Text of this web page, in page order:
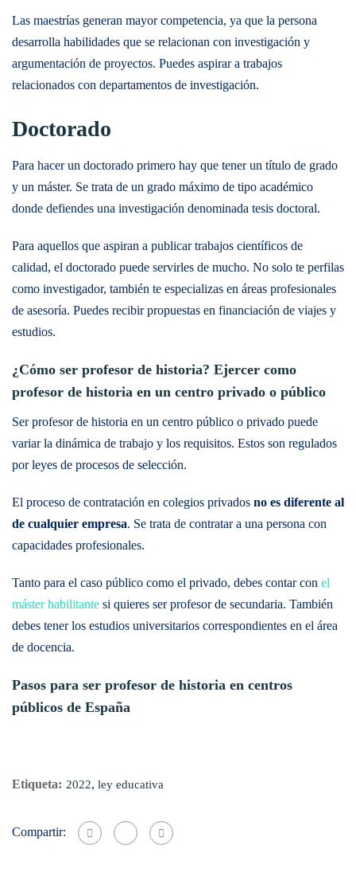
Las maestrías generan mayor competencia, ya que la persona
desarrolla habilidades que se relacionan con investigación y
argumentación de proyectos. Puedes aspirar a trabajos
relacionados con departamentos de investigación.
Doctorado
Para hacer un doctorado primero hay que tener un título de grado
y un máster. Se trata de un grado máximo de tipo académico
donde defiendes una investigación denominada tesis doctoral.
Para aquellos que aspiran a publicar trabajos científicos de
calidad, el doctorado puede servirles de mucho. No solo te perfilas
como investigador, también te especializas en áreas profesionales
de asesoría. Puedes recibir propuestas en financiación de viajes y
estudios.
¿Cómo ser profesor de historia? Ejercer como
profesor de historia en un centro privado o público
Ser profesor de historia en un centro público o privado puede
variar la dinámica de trabajo y los requisitos. Estos son regulados
por leyes de procesos de selección.
El proceso de contratación en colegios privados no es diferente al
de cualquier empresa. Se trata de contratar a una persona con
capacidades profesionales.
Tanto para el caso público como el privado, debes contar con el
máster habilitante si quieres ser profesor de secundaria. También
debes tener los estudios universitarios correspondientes en el área
de docencia.
Pasos para ser profesor de historia en centros
públicos de España
Etiqueta: 2022, ley educativa
Compartir: